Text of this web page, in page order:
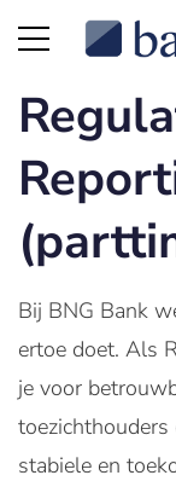
Bij BNG Bank
ertoe doet. Als
je voor
toezichthouders
stabiele en